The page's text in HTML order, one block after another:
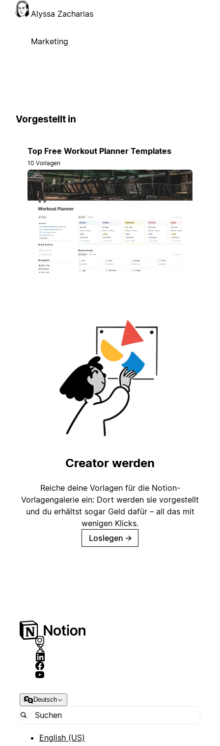
Alyssa Zacharias
Marketing
Vorgestellt in
Top Free Workout Planner Templates
10 Vorlagen
Creator werden
Reiche deine Vorlagen für die Notion-
Vorlagengalerie ein: Dort werden sie vorgestellt
und du erhältst sogar Geld dafür – all das mit
wenigen Klicks.
Loslegen →
Deutsch
English (US)